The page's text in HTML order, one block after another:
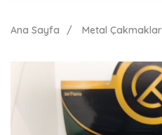
Ana Sayfa Metal Çakmaklar